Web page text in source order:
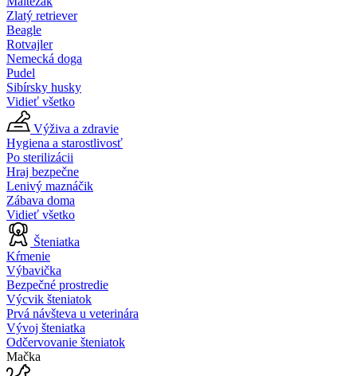
Zlatý retriever
Beagle
Rotvajler
Nemecká doga
Pudel
Sibírsky husky
Vidieť všetko
Výživa a zdravie
Hygiena a starostlivosť
Po sterilizácii
Hraj bezpečne
Lenivý maznáčik
Zábava doma
Vidieť všetko
Šteniatka
Kŕmenie
Výbavička
Bezpečné prostredie
Výcvik šteniatok
Prvá návšteva u veterinára
Vývoj šteniatka
Odčervovanie šteniatok
Mačka